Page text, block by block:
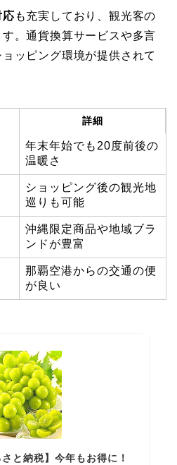
応 も充実しており、観光客の
。通貨換算サービスや多言
ッピング環境が提供されて
詳細
年末年始でも20度前後の
温暖さ
ショッピング後の観光地
巡りも可能
沖縄限定商品や地域ブラ
ンドが豊富
那覇空港からの交通の便
が良い
と納税】今年もお得に！